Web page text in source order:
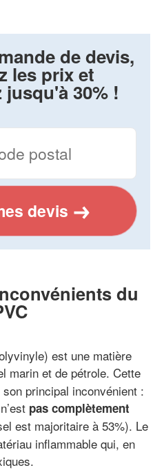
de devis,
les prix et
30% !
devis
du
est une matière
marin et de pétrole. Cette
principal inconvénient :
pas complètement
est majoritaire à 53%). Le
inflammable qui, en